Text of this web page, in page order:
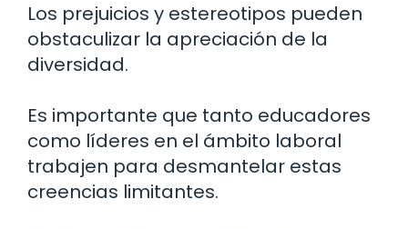
Los prejuicios y estereotipos pueden
obstaculizar la apreciación de la
diversidad.
Es importante que tanto educadores
como líderes en el ámbito laboral
trabajen para desmantelar estas
creencias limitantes.